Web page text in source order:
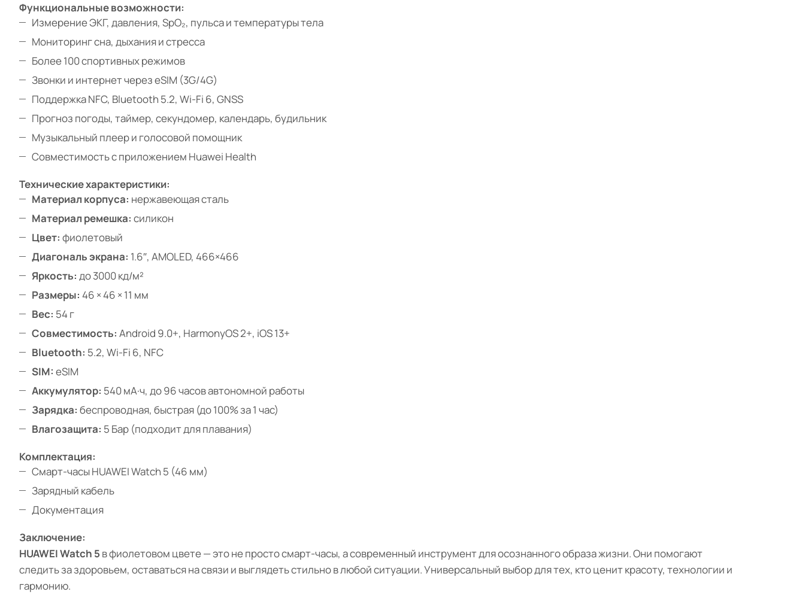
Функциональные возможности:
Измерение ЭКГ, давления, SpO₂, пульса и температуры тела
Мониторинг сна, дыхания и стресса
Более 100 спортивных режимов
Звонки и интернет через eSIM (3G/4G)
Поддержка NFC, Bluetooth 5.2, Wi-Fi 6, GNSS
Прогноз погоды, таймер, секундомер, календарь, будильник
Музыкальный плеер и голосовой помощник
Совместимость с приложением Huawei Health
Технические характеристики:
Материал корпуса: нержавеющая сталь
Материал ремешка: силикон
Цвет: фиолетовый
Диагональ экрана: 1.6″, AMOLED, 466×466
Яркость: до 3000 кд/м²
Размеры: 46 × 46 × 11 мм
Вес: 54 г
Совместимость: Android 9.0+, HarmonyOS 2+, iOS 13+
Bluetooth: 5.2, Wi-Fi 6, NFC
SIM: eSIM
Аккумулятор: 540 мА·ч, до 96 часов автономной работы
Зарядка: беспроводная, быстрая (до 100% за 1 час)
Влагозащита: 5 Бар (подходит для плавания)
Комплектация:
Смарт-часы HUAWEI Watch 5 (46 мм)
Зарядный кабель
Документация
Заключение:
HUAWEI Watch 5 в фиолетовом цвете — это не просто смарт-часы, а современный инструмент для осознанного образа жизни. Они помогают
следить за здоровьем, оставаться на связи и выглядеть стильно в любой ситуации. Универсальный выбор для тех, кто ценит красоту, технологии и
гармонию.